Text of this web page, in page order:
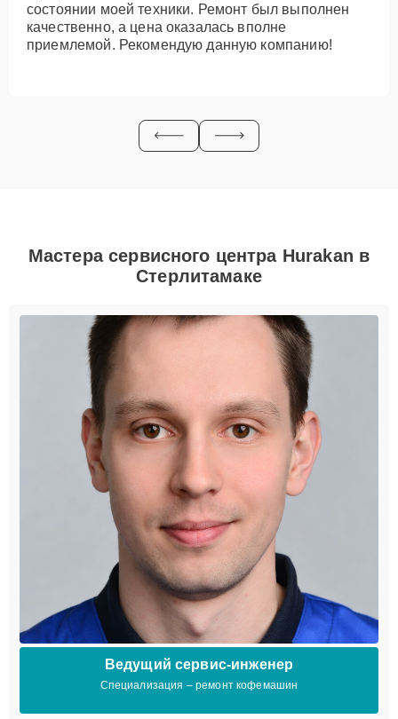
состоянии моей техники. Ремонт был выполнен
качественно, а цена оказалась вполне
приемлемой. Рекомендую данную компанию!
Мастера сервисного центра Hurakan в
Стерлитамаке
Ведущий сервис-инженер
Специализация – ремонт кофемашин